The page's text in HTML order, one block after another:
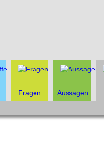
Fragen Aussagen